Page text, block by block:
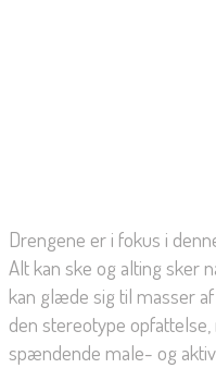
Drengene er i fokus i
Alt kan ske og alting sker
kan glæde sig til masser
den stereotype
spændende male- og